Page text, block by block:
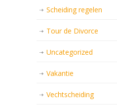
Scheiding regelen
Tour de Divorce
Uncategorized
Vakantie
Vechtscheiding